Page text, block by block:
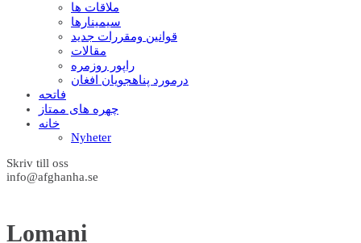
ملاقات ها
سيمينارها
قوانين ومقررات جديد
مقالات
راپور روزمره
درمورد پناهجويان افغان
فاتحه
چهره های ممتاز
خانه
Nyheter
Skriv till oss
info@afghanha.se
Lomani